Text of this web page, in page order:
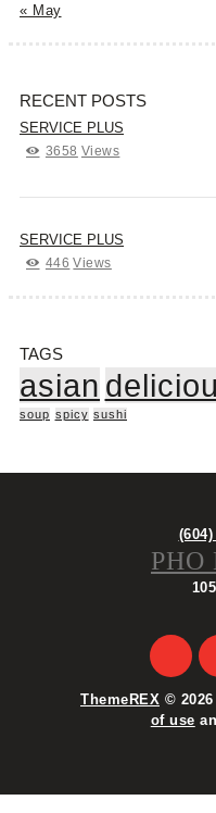
« May
RECENT POSTS
SERVICE PLUS
3658 Views
SERVICE PLUS
446 Views
TAGS
asian
soup spicy sushi
PHO
ThemeREX ©
of use